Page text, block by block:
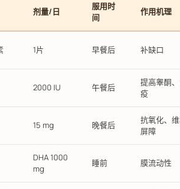
剂量/日
服用时
间
作用机理
1片 早餐后 补缺口
2000 IU 午餐后
提高睾酮
疫
15 mg 晚餐后
抗氧化、
屏障
DHA 1000
mg
睡前 膜流动性